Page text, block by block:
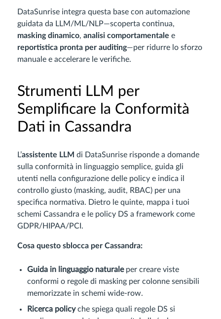
DataSunrise integra questa base con automazione
guidata da LLM/ML/NLP—scoperta continua,
masking dinamico, analisi comportamentale e
reportistica pronta per auditing—per ridurre lo sforzo
manuale e accelerare le verifiche.
Strumenti LLM per
Semplificare la Conformità
Dati in Cassandra
L’assistente LLM di DataSunrise risponde a domande
sulla conformità in linguaggio semplice, guida gli
utenti nella configurazione delle policy e indica il
controllo giusto (masking, audit, RBAC) per una
specifica normativa. Dietro le quinte, mappa i tuoi
schemi Cassandra e le policy DS a framework come
GDPR/HIPAA/PCI.
Cosa questo sblocca per Cassandra:
Guida in linguaggio naturaleper creare viste
conformi o regole di masking per colonne sensibili
memorizzate in schemi wide-row.
Ricerca policyche spiega quali regole DS si